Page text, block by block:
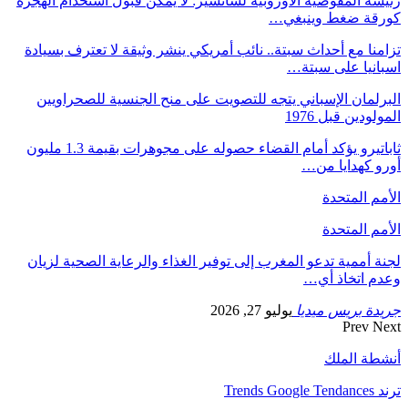
كورقة ضغط وينبغي…
تزامنا مع أحداث سبتة.. نائب أمريكي ينشر وثيقة لا تعترف بسيادة
اسبانيا على سبتة…
البرلمان الإسباني يتجه للتصويت على منح الجنسية للصحراويين
المولودين قبل 1976
ثاباتيرو يؤكد أمام القضاء حصوله على مجوهرات بقيمة 1.3 مليون
أورو كهدايا من…
الأمم المتحدة
الأمم المتحدة
لجنة أممية تدعو المغرب إلى توفير الغذاء والرعاية الصحية لزيان
وعدم اتخاذ أي…
جريدة بريس ميديا يوليو 27, 2026
Prev Next
أنشطة الملك
ترند Trends Google Tendances